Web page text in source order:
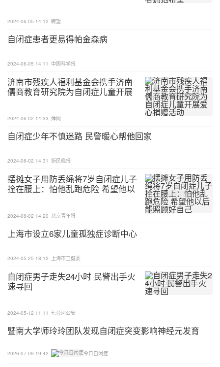
疾病的别称的答案。
2024-06-05 14:12 瞭望
自闭症患者更易得帕金森病
2024-06-05 14:11 中国科学报
济南市残疾人福利基金会携手济南
儒商教育研究院为自闭症儿童开展
2024-06-02 14:33 舜网
自闭症少年不慎迷路 民警暖心帮他回家
2024-06-02 14:31 新民晚报
摆摊女子用防丢绳将7岁自闭症儿子
拴在腰上：怕他乱跑危险 希望他以
2024-06-02 14:20 北京青年报
上海市设立6家儿童孤独症诊断中心
2024-05-25 18:12 上海市卫健委
自闭症男子走失24小时 民警出手火
速寻回
2024-05-12 11:11 七台河公安
暨南大学师玲玲团队发现自闭症突变影响神经元发育
2026-07-09 19:42 今日自闭症